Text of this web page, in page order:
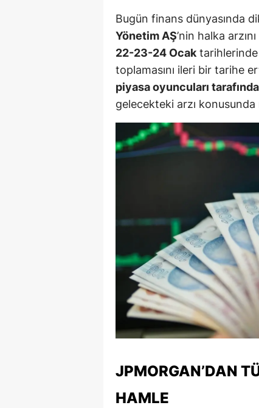
Bugün finans dünyasında
Yönetim AŞ’nin halka
22-23-24 Ocaktarihlerinde
toplamasını ileri bir tarihe
piyasa oyuncuları
gelecekteki arzı
JPMORGAN’DAN
HAMLE